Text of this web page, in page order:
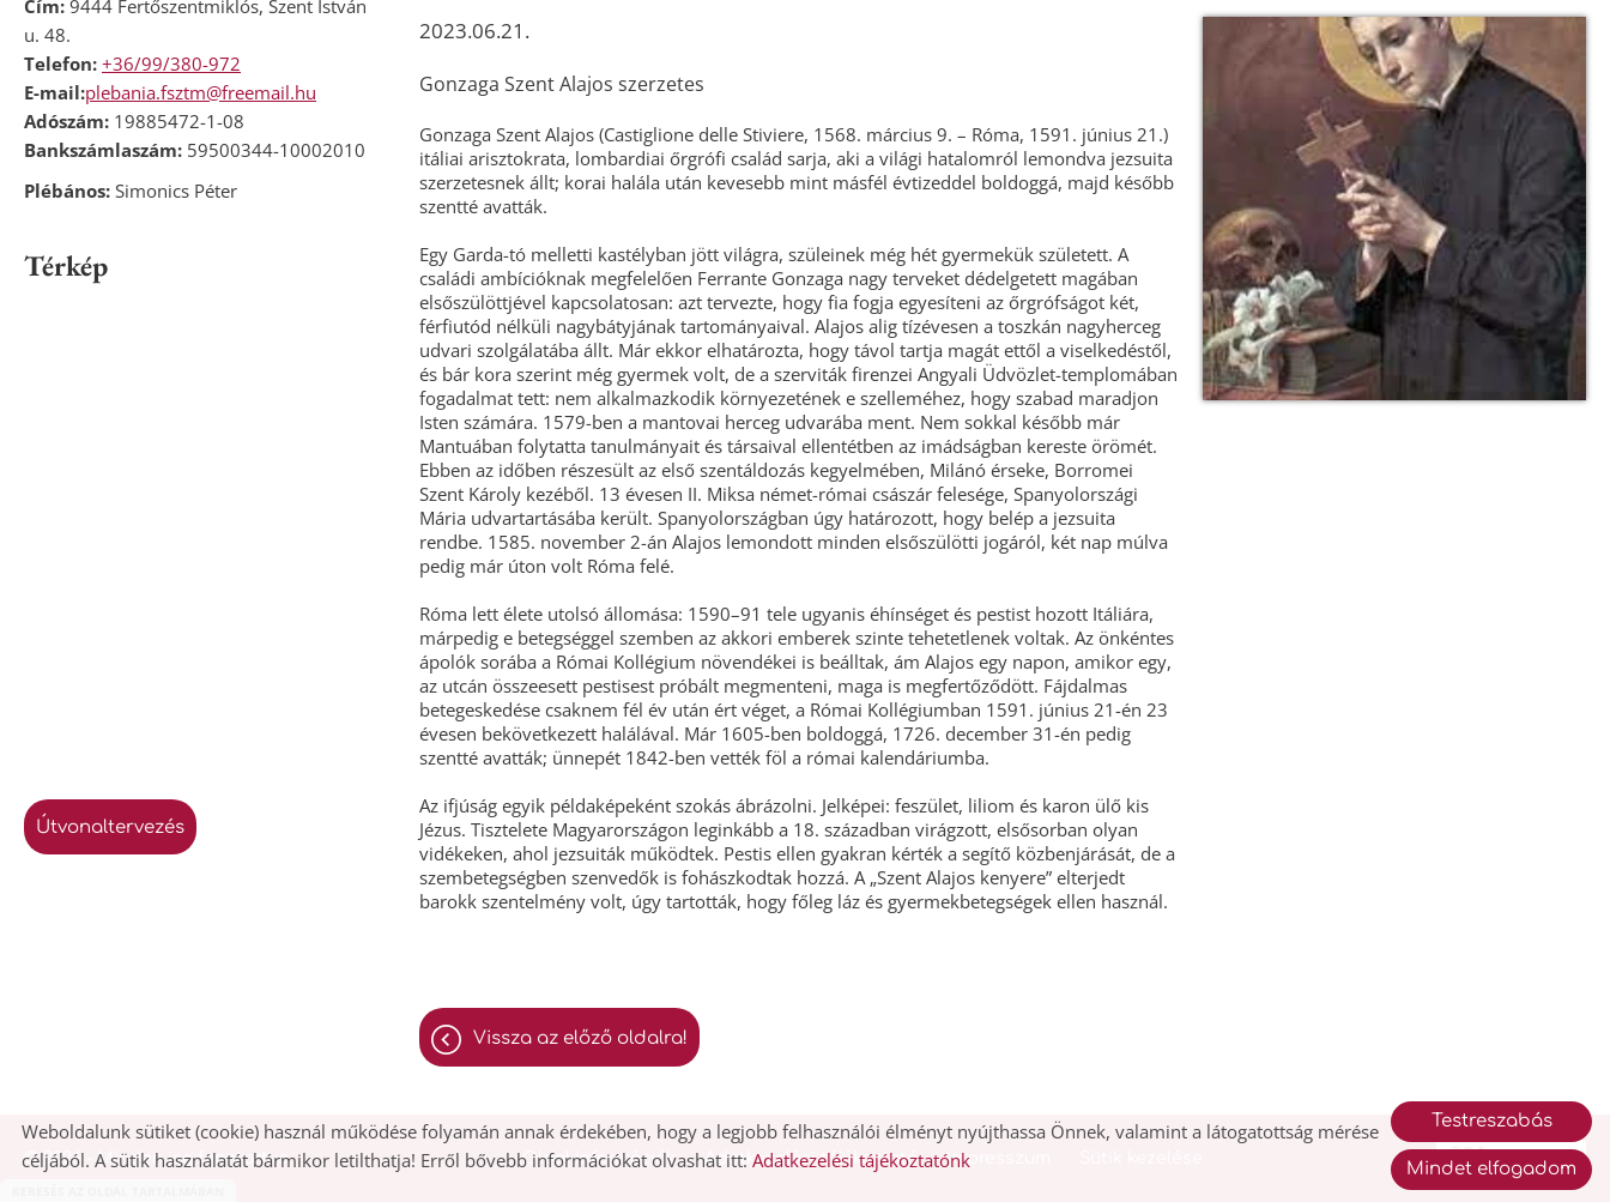
Cím: 9444 Fertőszentmiklós, Szent István
u. 48.
Telefon: +36/99/380-972
E-mail:plebania.fsztm@freemail.hu
Adószám: 19885472-1-08
Bankszámlaszám: 59500344-10002010
Plébános: Simonics Péter
Térkép
útvonaltervezés
2023.06.21.
Gonzaga Szent Alajos szerzetes
Gonzaga Szent Alajos (Castiglione delle Stiviere, 1568. március 9. – Róma, 1591. június 21.)
itáliai arisztokrata, lombardiai őrgrófi család sarja, aki a világi hatalomról lemondva jezsuita
szerzetesnek állt; korai halála után kevesebb mint másfél évtizeddel boldoggá, majd később
szentté avatták.
Egy Garda-tó melletti kastélyban jött világra, szüleinek még hét gyermekük született. A
családi ambícióknak megfelelően Ferrante Gonzaga nagy terveket dédelgetett magában
elsőszülöttjével kapcsolatosan: azt tervezte, hogy fia fogja egyesíteni az őrgrófságot két,
férfiutód nélküli nagybátyjának tartományaival. Alajos alig tízévesen a toszkán nagyherceg
udvari szolgálatába állt. Már ekkor elhatározta, hogy távol tartja magát ettől a viselkedéstől,
és bár kora szerint még gyermek volt, de a szerviták firenzei Angyali Üdvözlet-templomában
fogadalmat tett: nem alkalmazkodik környezetének e szelleméhez, hogy szabad maradjon
Isten számára. 1579-ben a mantovai herceg udvarába ment. Nem sokkal később már
Mantuában folytatta tanulmányait és társaival ellentétben az imádságban kereste örömét.
Ebben az időben részesült az első szentáldozás kegyelmében, Milánó érseke, Borromei
Szent Károly kezéből. 13 évesen II. Miksa német-római császár felesége, Spanyolországi
Mária udvartartásába került. Spanyolországban úgy határozott, hogy belép a jezsuita
rendbe. 1585. november 2-án Alajos lemondott minden elsőszülötti jogáról, két nap múlva
pedig már úton volt Róma felé.
Róma lett élete utolsó állomása: 1590–91 tele ugyanis éhínséget és pestist hozott Itáliára,
márpedig e betegséggel szemben az akkori emberek szinte tehetetlenek voltak. Az önkéntes
ápolók sorába a Római Kollégium növendékei is beálltak, ám Alajos egy napon, amikor egy,
az utcán összeesett pestisest próbált megmenteni, maga is megfertőződött. Fájdalmas
betegeskedése csaknem fél év után ért véget, a Római Kollégiumban 1591. június 21-én 23
évesen bekövetkezett halálával. Már 1605-ben boldoggá, 1726. december 31-én pedig
szentté avatták; ünnepét 1842-ben vették föl a római kalendáriumba.
Az ifjúság egyik példaképeként szokás ábrázolni. Jelképei: feszület, liliom és karon ülő kis
Jézus. Tisztelete Magyarországon leginkább a 18. században virágzott, elsősorban olyan
vidékeken, ahol jezsuiták működtek. Pestis ellen gyakran kérték a segítő közbenjárását, de a
szembetegségben szenvedők is fohászkodtak hozzá. A „Szent Alajos kenyere” elterjedt
barokk szentelmény volt, úgy tartották, hogy főleg láz és gyermekbetegségek ellen használ.
vissza az előző oldalra!
© 2026 - Minden jog fenntartva Oldal információk Adatkezelési tájékoztató Impresszum
Mindet elfogadom
Testreszabás
Weboldalunk sütiket (cookie) használ működése folyamán annak érdekében, hogy a legjobb felhasználói élményt nyújthassa Önnek, valamint a látogatottság mérése
céljából. A sütik használatát bármikor letilthatja! Erről bővebb információkat olvashat itt: Adatkezelési tájékoztatónk